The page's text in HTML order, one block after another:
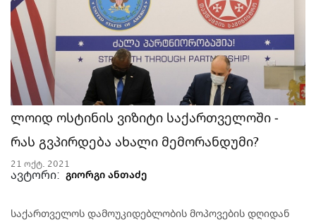
ლოიდ ოსტინის ვიზიტი საქართველოში -
რას გვპირდება ახალი მემორანდუმი?
ავტორი: გიორგი ანთაძე
21 ოქტ. 2021
საქართველოს დამოუკიდებლობის მოპოვების დღიდან